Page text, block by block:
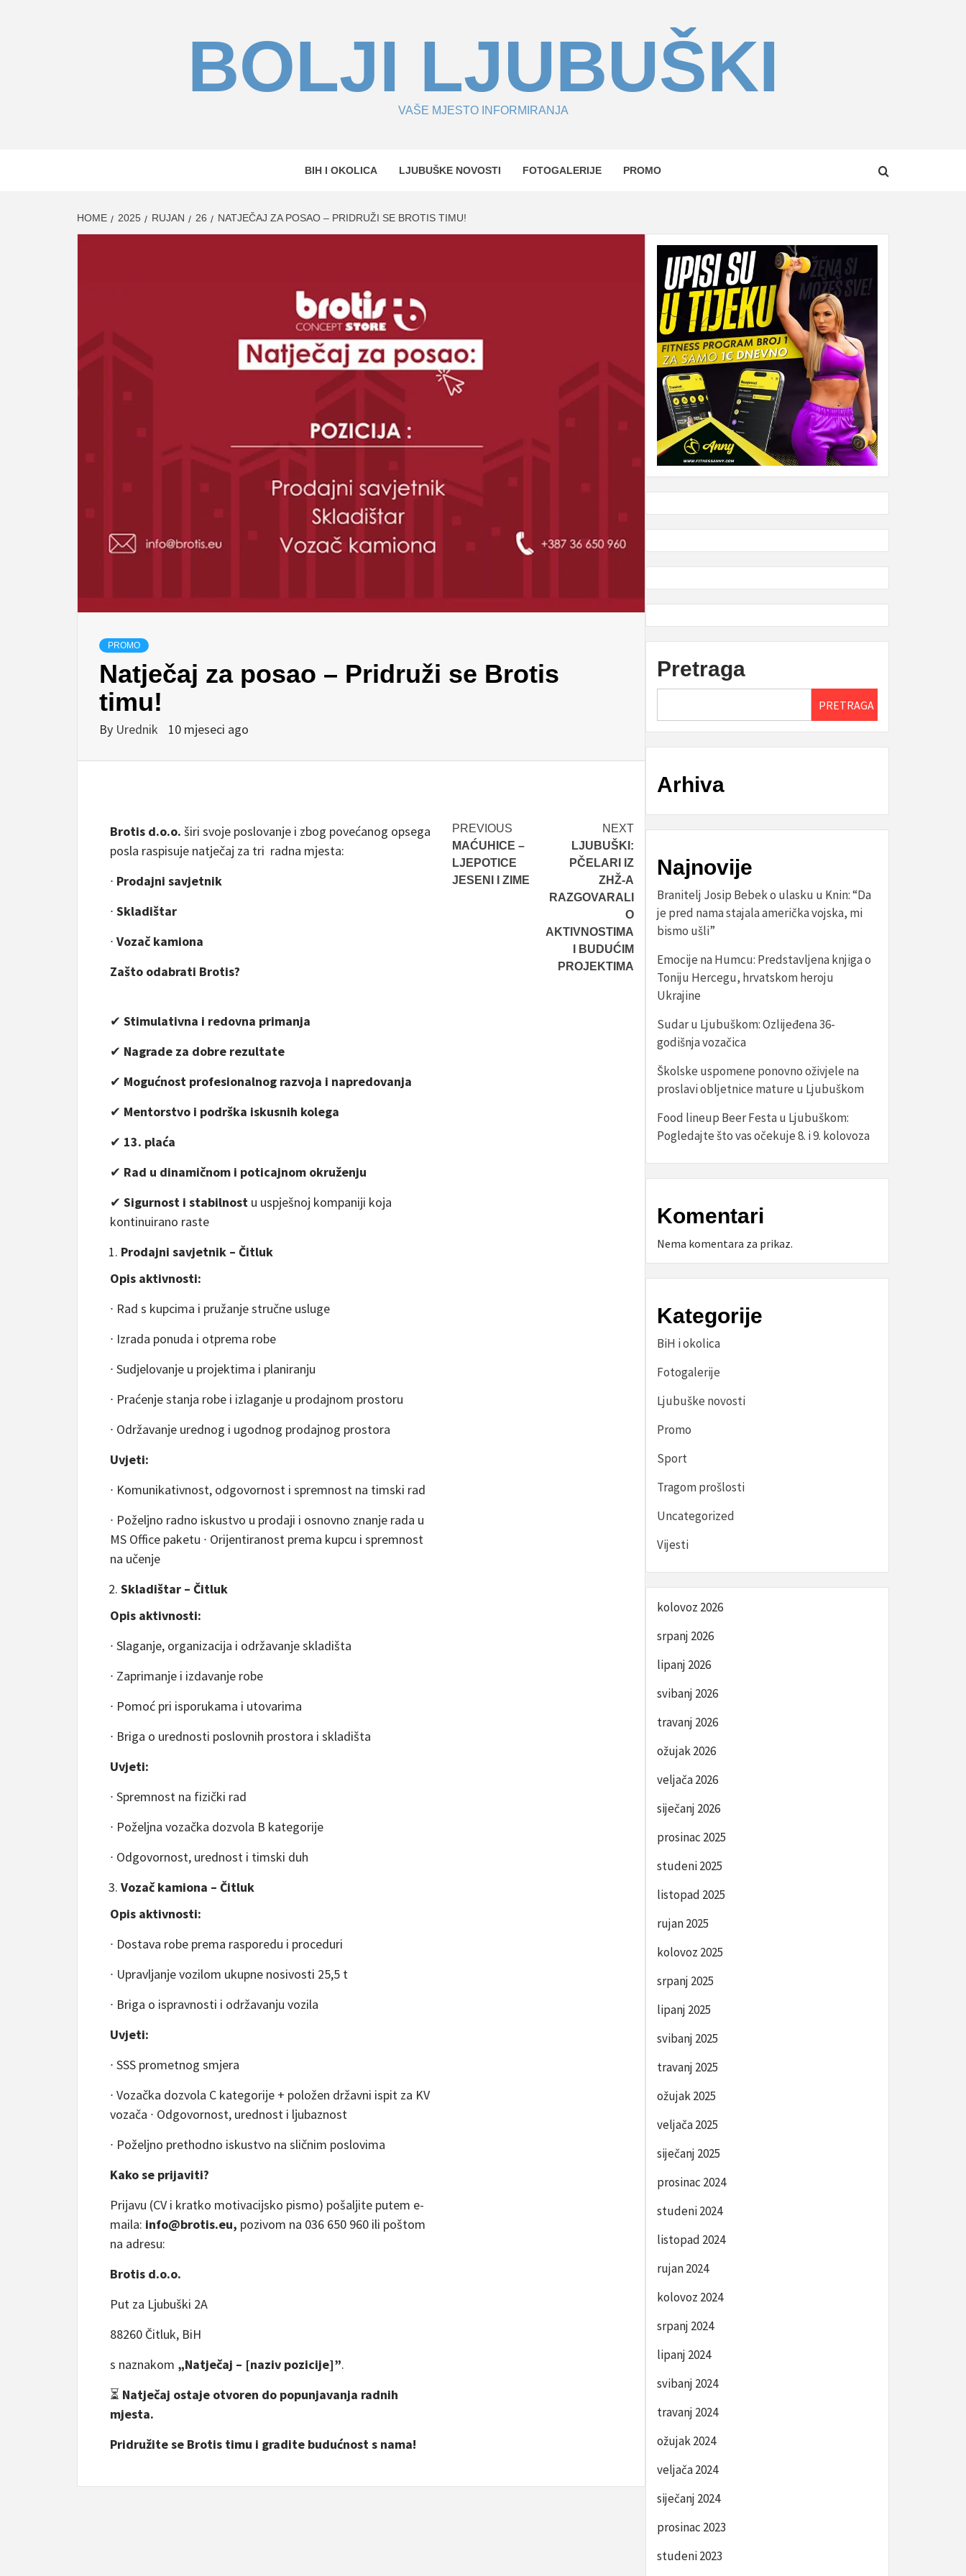
BOLJI LJUBUŠKI
VAŠE MJESTO INFORMIRANJA
BIH I OKOLICA LJUBUŠKE NOVOSTI FOTOGALERIJE PROMO
HOME 2025 RUJAN 26 NATJEČAJ ZA POSAO – PRIDRUŽI SE BROTIS TIMU!
PROMO
Natječaj za posao – Pridruži se Brotis
timu!
By Urednik 10 mjeseci ago
Brotis d.o.o. širi svoje poslovanje i zbog povećanog opsega
posla raspisuje natječaj za tri radna mjesta:
∙ Prodajni savjetnik
∙ Skladištar
∙ Vozač kamiona
Zašto odabrati Brotis?
✔ Stimulativna i redovna primanja
✔ Nagrade za dobre rezultate
✔ Mogućnost profesionalnog razvoja i napredovanja
✔ Mentorstvo i podrška iskusnih kolega
✔ 13. plaća
✔ Rad u dinamičnom i poticajnom okruženju
✔ Sigurnost i stabilnost u uspješnoj kompaniji koja
kontinuirano raste
Prodajni savjetnik – Čitluk
Opis aktivnosti:
∙ Rad s kupcima i pružanje stručne usluge
∙ Izrada ponuda i otprema robe
∙ Sudjelovanje u projektima i planiranju
∙ Praćenje stanja robe i izlaganje u prodajnom prostoru
∙ Održavanje urednog i ugodnog prodajnog prostora
Uvjeti:
∙ Komunikativnost, odgovornost i spremnost na timski rad
∙ Poželjno radno iskustvo u prodaji i osnovno znanje rada u
MS Office paketu ∙ Orijentiranost prema kupcu i spremnost
na učenje
Skladištar – Čitluk
Opis aktivnosti:
∙ Slaganje, organizacija i održavanje skladišta
∙ Zaprimanje i izdavanje robe
∙ Pomoć pri isporukama i utovarima
∙ Briga o urednosti poslovnih prostora i skladišta
Uvjeti:
∙ Spremnost na fizički rad
∙ Poželjna vozačka dozvola B kategorije
∙ Odgovornost, urednost i timski duh
Vozač kamiona – Čitluk
Opis aktivnosti:
∙ Dostava robe prema rasporedu i proceduri
∙ Upravljanje vozilom ukupne nosivosti 25,5 t
∙ Briga o ispravnosti i održavanju vozila
Uvjeti:
∙ SSS prometnog smjera
∙ Vozačka dozvola C kategorije + položen državni ispit za KV
vozača ∙ Odgovornost, urednost i ljubaznost
∙ Poželjno prethodno iskustvo na sličnim poslovima
Kako se prijaviti?
Prijavu (CV i kratko motivacijsko pismo) pošaljite putem e-
maila: info@brotis.eu, pozivom na 036 650 960 ili poštom
na adresu:
Brotis d.o.o.
Put za Ljubuški 2A
88260 Čitluk, BiH
s naznakom „Natječaj – [naziv pozicije]”.
⏳ Natječaj ostaje otvoren do popunjavanja radnih
mjesta.
Pridružite se Brotis timu i gradite budućnost s nama!
Post
navigation
PREVIOUS
MAĆUHICE –
LJEPOTICE
JESENI I ZIME
NEXT
LJUBUŠKI:
PČELARI IZ
ZHŽ-A
RAZGOVARALI
O
AKTIVNOSTIMA
I BUDUĆIM
PROJEKTIMA
Pretraga
PRETRAGA
Arhiva
Najnovije
Branitelj Josip Bebek o ulasku u Knin: “Da
je pred nama stajala američka vojska, mi
bismo ušli”
Emocije na Humcu: Predstavljena knjiga o
Toniju Hercegu, hrvatskom heroju
Ukrajine
Sudar u Ljubuškom: Ozlijeđena 36-
godišnja vozačica
Školske uspomene ponovno oživjele na
proslavi obljetnice mature u Ljubuškom
Food lineup Beer Festa u Ljubuškom:
Pogledajte što vas očekuje 8. i 9. kolovoza
Komentari
Nema komentara za prikaz.
Kategorije
BiH i okolica
Fotogalerije
Ljubuške novosti
Promo
Sport
Tragom prošlosti
Uncategorized
Vijesti
kolovoz 2026
srpanj 2026
lipanj 2026
svibanj 2026
travanj 2026
ožujak 2026
veljača 2026
siječanj 2026
prosinac 2025
studeni 2025
listopad 2025
rujan 2025
kolovoz 2025
srpanj 2025
lipanj 2025
svibanj 2025
travanj 2025
ožujak 2025
veljača 2025
siječanj 2025
prosinac 2024
studeni 2024
listopad 2024
rujan 2024
kolovoz 2024
srpanj 2024
lipanj 2024
svibanj 2024
travanj 2024
ožujak 2024
veljača 2024
siječanj 2024
prosinac 2023
studeni 2023